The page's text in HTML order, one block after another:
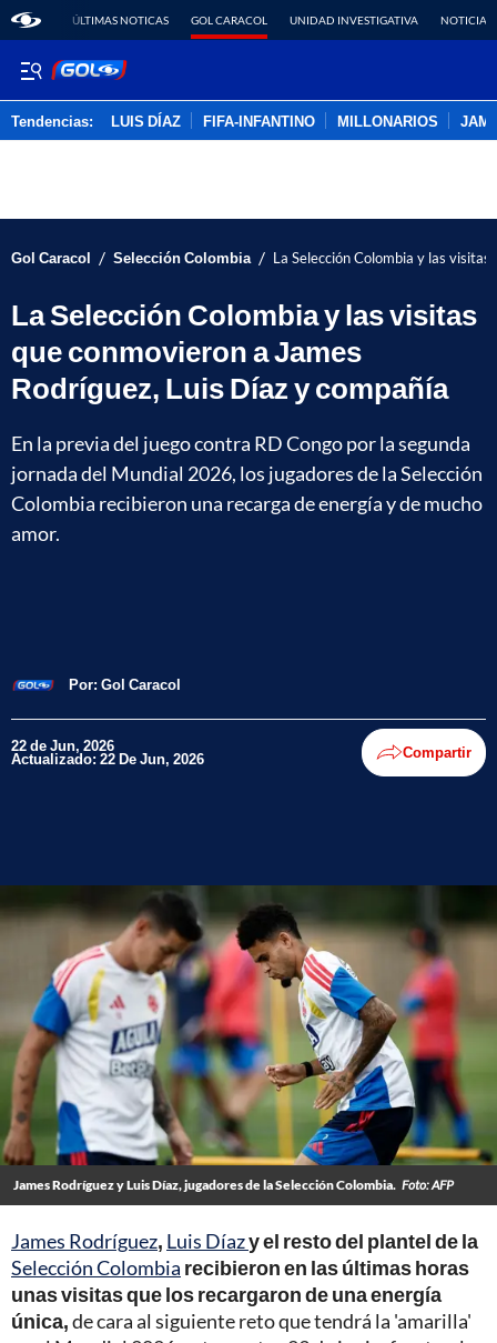
ÚLTIMAS NOTICAS GOL CARACOL UNIDAD INVESTIGATIVA NOTICIAS
Tendencias: LUIS DÍAZ FIFA-INFANTINO MILLONARIOS
Gol Caracol / Selección Colombia / La Selección Colombia y las
La Selección Colombia y las visitas
que conmovieron a James
Rodríguez, Luis Díaz y compañía
En la previa del juego contra RD Congo por la segunda
jornada del Mundial 2026, los jugadores de la Selección
Colombia recibieron una recarga de energía y de mucho
amor.
Por: Gol Caracol
22 de Jun, 2026
Actualizado: 22 De Jun, 2026 Compartir
James Rodríguez y Luis Díaz, jugadores de la Selección Colombia. Foto: AFP
James Rodríguez, Luis Díazy el resto del plantel de la
Selección Colombia recibieron en las últimas horas
unas visitas que los recargaron de una energía
única,de cara al siguiente reto que tendrá la 'amarilla'